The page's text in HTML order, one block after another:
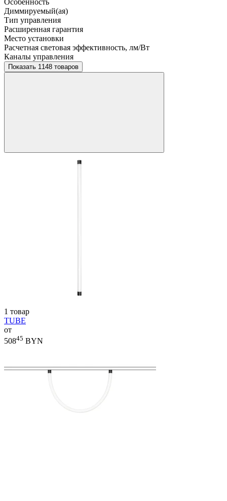
Особенность
Диммируемый(ая)
Тип управления
Расширенная гарантия
Место установки
Расчетная световая эффективность, лм/Вт
Каналы управления
Показать 1148 товаров
1 товар
TUBE
от
50845 BYN